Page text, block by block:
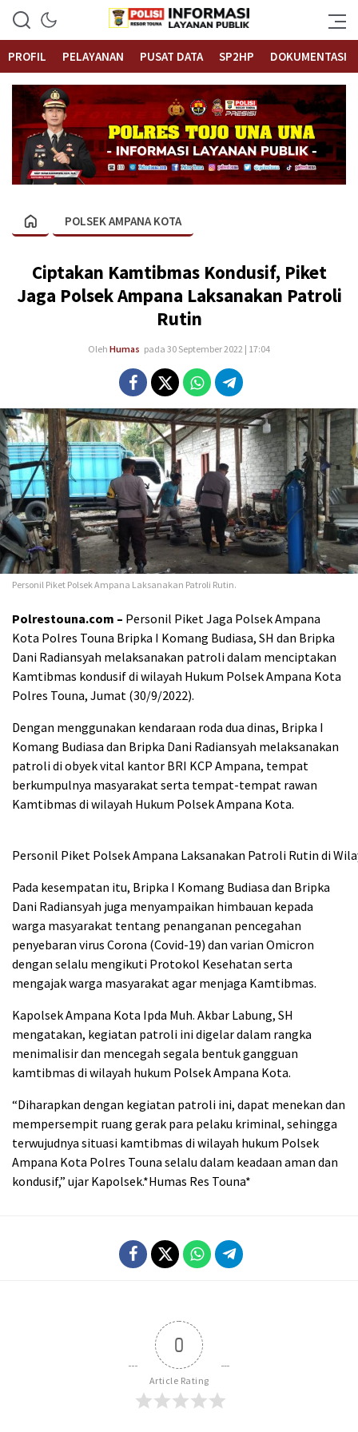
Polrestouna.com
Informasi Layanan Publik
PROFIL
PELAYANAN PUSAT DATA SP2HP DOKUMENTASI
POLSEK AMPANA KOTA
Ciptakan Kamtibmas Kondusif, Piket
Jaga Polsek Ampana Laksanakan Patroli
Rutin
Oleh Humas pada 30 September 2022 | 17:04
Personil Piket Polsek Ampana Laksanakan Patroli Rutin.
Polrestouna.com – Personil Piket Jaga Polsek Ampana
Kota Polres Touna Bripka I Komang Budiasa, SH dan Bripka
Dani Radiansyah melaksanakan patroli dalam menciptakan
Kamtibmas kondusif di wilayah Hukum Polsek Ampana Kota
Polres Touna, Jumat (30/9/2022).
Dengan menggunakan kendaraan roda dua dinas, Bripka I
Komang Budiasa dan Bripka Dani Radiansyah melaksanakan
patroli di obyek vital kantor BRI KCP Ampana, tempat
berkumpulnya masyarakat serta tempat-tempat rawan
Kamtibmas di wilayah Hukum Polsek Ampana Kota.
Personil Piket Polsek Ampana Laksanakan Patroli Rutin di
Pada kesempatan itu, Bripka I Komang Budiasa dan Bripka
Dani Radiansyah juga menyampaikan himbauan kepada
warga masyarakat tentang penanganan pencegahan
penyebaran virus Corona (Covid-19) dan varian Omicron
dengan selalu mengikuti Protokol Kesehatan serta
mengajak warga masyarakat agar menjaga Kamtibmas.
Kapolsek Ampana Kota Ipda Muh. Akbar Labung, SH
mengatakan, kegiatan patroli ini digelar dalam rangka
menimalisir dan mencegah segala bentuk gangguan
kamtibmas di wilayah hukum Polsek Ampana Kota.
“Diharapkan dengan kegiatan patroli ini, dapat menekan dan
mempersempit ruang gerak para pelaku kriminal, sehingga
terwujudnya situasi kamtibmas di wilayah hukum Polsek
Ampana Kota Polres Touna selalu dalam keadaan aman dan
kondusif,” ujar Kapolsek.*Humas Res Touna*
0
Article Rating